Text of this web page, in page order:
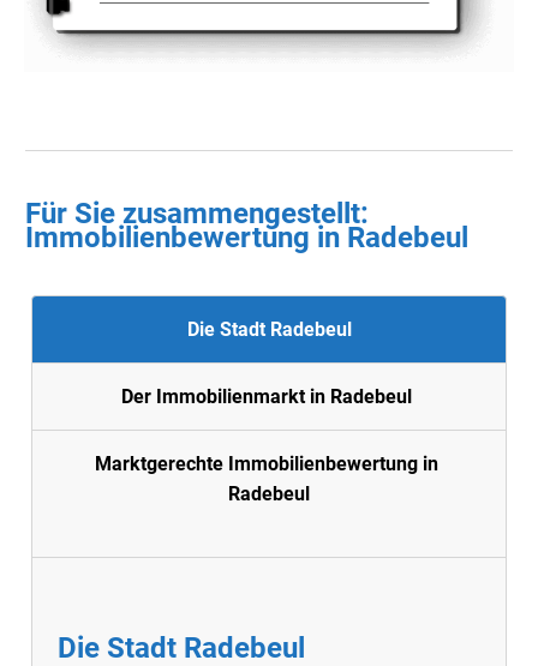
Für Sie zusammengestellt :
Immobilienbewertung in Radebeul
Die Stadt Radebeul
Der Immobilienmarkt in Radebeul
Marktgerechte Immobilienbewertung in
Radebeul
Die Stadt Radebeul